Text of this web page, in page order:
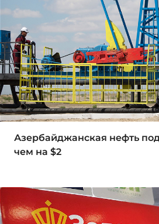
Азербайджанская нефть
чем на $2